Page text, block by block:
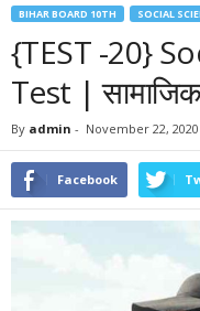
BIHAR BOARD 10TH SOCIAL
{TEST -20}
Test | सामाजिक
By admin - November 22, 2020
Facebook